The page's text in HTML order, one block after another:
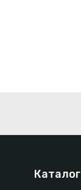
Каталог